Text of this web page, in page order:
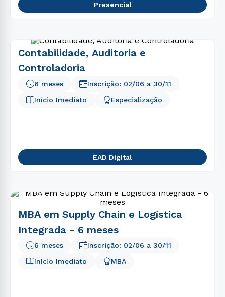
Presencial
Contabilidade, Auditoria e
Controladoria
Início Imediato Especialização
6 meses Inscrição: 02/06 a 30/11
EAD Digital
MBA em Supply Chain e Logística
Integrada - 6 meses
6 meses
Início Imediato
MBA
Inscrição: 02/06 a 30/11